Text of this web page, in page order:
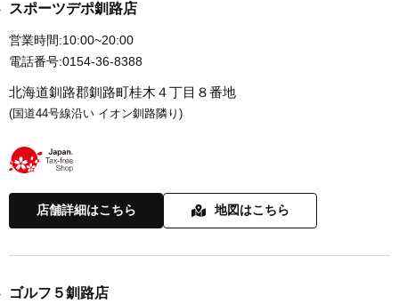
スポーツデポ釧路店
営業時間:10:00~20:00
電話番号:0154-36-8388
北海道釧路郡釧路町桂木４丁目８番地
(国道44号線沿い イオン釧路隣り)
店舗詳細はこちら 地図はこちら
ゴルフ５釧路店